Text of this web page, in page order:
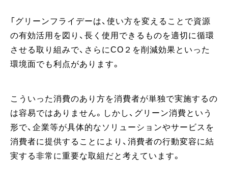
「グリーンフライデーは、使い方を変えることで資源
の有効活用を図り、長く使用できるものを適切に循環
させる取り組みで、さらにCO２を削減効果といった
環境面でも利点があります。
こういった消費のあり方を消費者が単独で実施するの
は容易ではありません。しかし、グリーン消費という
形で、企業等が具体的なソリューションやサービスを
消費者に提供することにより、消費者の行動変容に結
実する非常に重要な取組だと考えています。